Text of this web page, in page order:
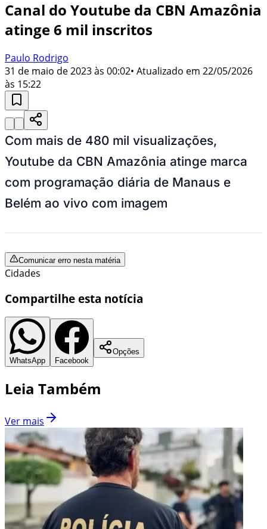
Canal do Youtube da CBN Amazônia
atinge 6 mil inscritos
Paulo Rodrigo
31 de maio de 2023 às 00:02• Atualizado em 22/05/2026
às 15:22
Com mais de 480 mil visualizações,
Youtube da CBN Amazônia atinge marca
com programação diária de Manaus e
Belém ao vivo com imagem
Comunicar erro nesta matéria
Cidades
Compartilhe esta notícia
WhatsApp Facebook
Opções
Leia Também
Ver mais